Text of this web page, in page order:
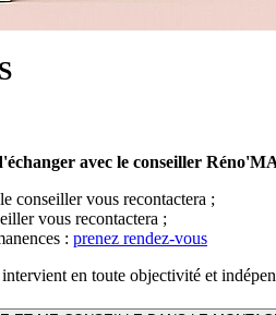
avec le conseiller
conseiller vous recontactera ;
vous recontactera ;
: prenez rendez-vous
en toute objectivité et